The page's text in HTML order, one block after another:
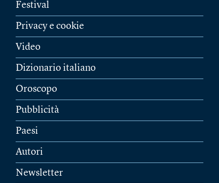
Festival
Privacy e cookie
Video
Dizionario italiano
Oroscopo
Pubblicità
Paesi
Autori
Newsletter